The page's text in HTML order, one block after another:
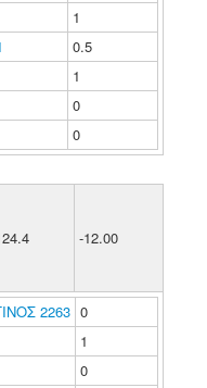
1
0.5
1
0
0
-12.00
2263 0
1
0